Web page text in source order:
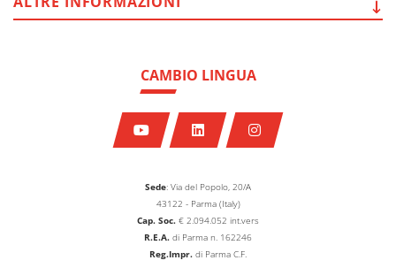
Sede: Via del Popolo, 20/A
43122 - Parma (Italy)
Cap. Soc. € 2.094.052 int.vers
R.E.A. di Parma n. 162246
Reg.Impr. di Parma C.F.
CAMBIO LINGUA